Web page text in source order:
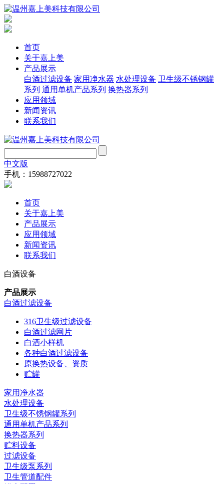
首页
关于嘉上美
产品展示
白酒过滤设备 家用净水器 水处理设备 卫生级不锈钢罐
系列 通用单机产品系列 换热器系列
应用领域
新闻资讯
联系我们
中文版
手机：15988727022
首页
关于嘉上美
产品展示
应用领域
新闻资讯
联系我们
白酒设备
产品展示
白酒过滤设备
316卫生级过滤设备
白酒过滤网片
白酒小样机
各种白酒过滤设备
原换热设备、资质
贮罐
家用净水器
水处理设备
卫生级不锈钢罐系列
通用单机产品系列
换热器系列
贮料设备
过滤设备
卫生级泵系列
卫生管道配件